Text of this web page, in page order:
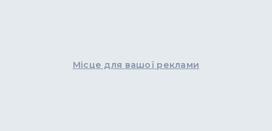
Місце для вашої реклами